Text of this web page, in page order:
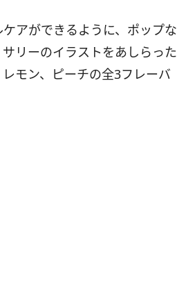
アができるように、ポップな
リーのイラストをあしらった
モン、ピーチの全3フレーバ